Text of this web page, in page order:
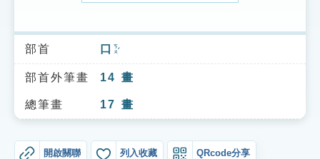
索引選單
知識索引
單字索引
部首 口 ㄎㄡˇ
部首外筆畫 14 畫
總筆畫 17 畫
開啟關聯 列入收藏 QRcode分享